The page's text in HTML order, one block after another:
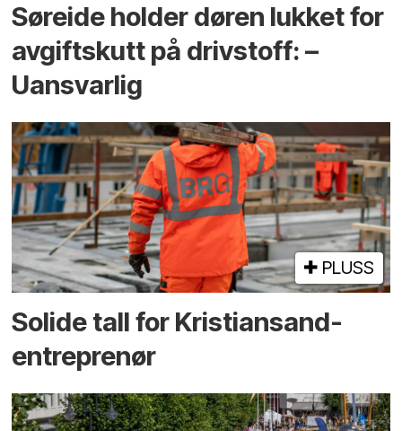
Søreide holder døren lukket for
avgiftskutt på drivstoff: –
Uansvarlig
PLUSS
Solide tall for Kristiansand-
entreprenør